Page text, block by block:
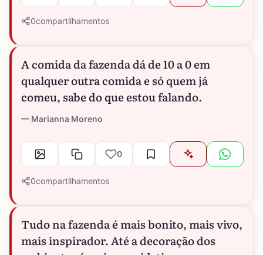
0compartilhamentos
A comida da fazenda dá de 10 a 0 em
qualquer outra comida e só quem já
comeu, sabe do que estou falando.
Marianna Moreno
0
0compartilhamentos
Tudo na fazenda é mais bonito, mais vivo,
mais inspirador. Até a decoração dos